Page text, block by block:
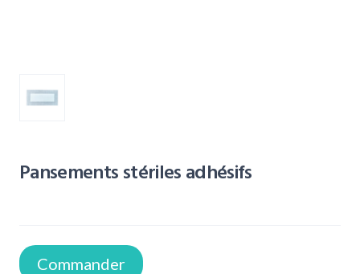
Pansements stériles adhésifs
Commander